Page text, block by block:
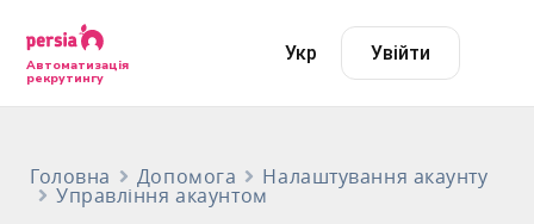
Автоматизація
рекрутингу
Укр Увійти
Головна Допомога Налаштування акаунту
Управління акаунтом